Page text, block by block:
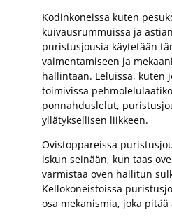
Kodinkoneissa kuten
kuivausrummuissa ja
puristusjousia käytetään
vaimentamiseen ja
hallintaan. Leluissa, kuten
toimivissa
ponnahduslelut,
yllätyksellisen liikkeen.
Ovistoppareissa
iskun seinään, kun taas
varmistaa oven hallitun
Kellokoneistoissa
osa mekanismia, joka pitää